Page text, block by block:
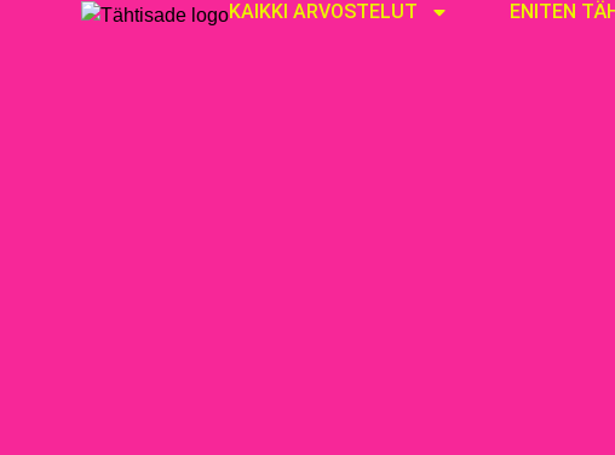
KAIKKI ARVOSTELUT ENITEN